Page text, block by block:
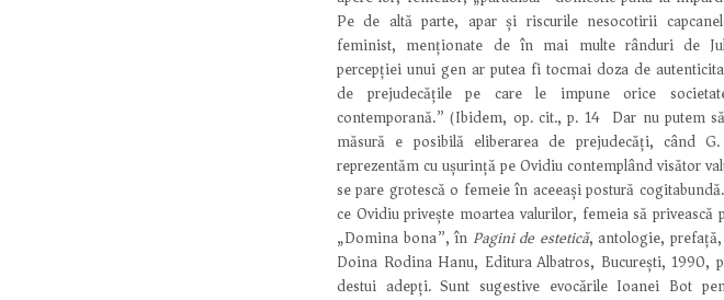
Pe de altă parte, apar și riscurile nesocotirii
feminist, menționate de în mai multe rânduri de
percepției unui gen ar putea fi tocmai doza de
de prejudecățile pe care le impune orice
contemporană.” (Ibidem, op. cit., p. 14) Dar nu putem
măsură e posibilă eliberarea de prejudecăți, când
reprezentăm cu ușurință pe Ovidiu contemplând visător
se pare grotescă o femeie în aceeași postură
ce Ovidiu privește moartea valurilor, femeia să privească
„Domina bona”, în Pagini de estetică, antologie,
Doina Rodina Hanu, Editura Albatros, București, 1990,
destui adepți. Sunt sugestive evocările Ioanei Bot